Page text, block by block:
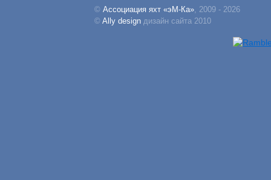
© Ассоциация яхт «эМ-Ка», 2009 - 2026
© Ally design дизайн сайта 2010